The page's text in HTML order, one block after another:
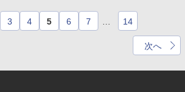
3 4 5 6 7 14
次へ